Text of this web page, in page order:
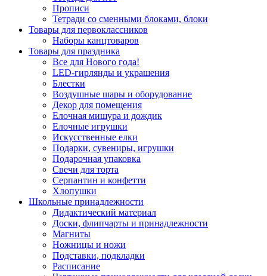
Прописи
Тетради со сменными блоками, блоки
Товары для первоклассников
Наборы канцтоваров
Товары для праздника
Все для Нового года!
LED-гирлянды и украшения
Блестки
Воздушные шары и оборудование
Декор для помещения
Елочная мишура и дождик
Елочные игрушки
Искусственные елки
Подарки, сувениры, игрушки
Подарочная упаковка
Свечи для торта
Серпантин и конфетти
Хлопушки
Школьные принадлежности
Дидактический материал
Доски, флипчарты и принадлежности
Магниты
Ножницы и ножи
Подставки, подкладки
Расписание